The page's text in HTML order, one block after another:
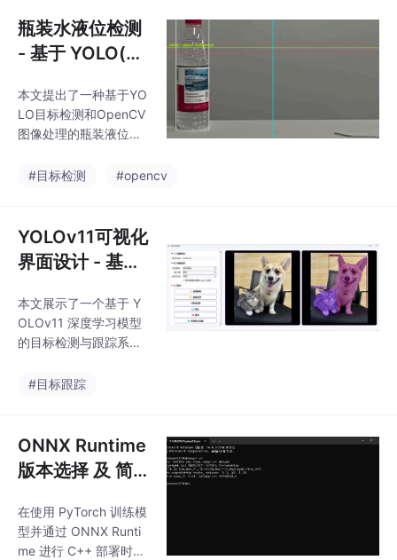
瓶装水液位检测
- 基于 YOLO(ult
nCV图像处理
本文提出了一种基于YO
LO目标检测和OpenCV
图像处理的瓶装液位检
段检测流程：首先通过
vel.pt模型在瓶体区域
内定位液位区域。核心
算法通过分析图像灰度
面处亮度变化剧烈的特
性确定液位线位置。系
统支持实时可视化显示
框、液位线、目标液位
能。
#目标检测 #opencv
YOLOv11可视化
界面设计 - 基于
测 + 目标跟踪
本文展示了一个基于 Y
OLOv11 深度学习模型
的目标检测与跟踪系
了直观易用的可视化界
控、图像处理、结果可
视化、UI交互 等功能，
既可以进行单张图片的
进行实时监控和目标跟
踪。
#目标跟踪
ONNX Runtime
版本选择 及 简
在使用 PyTorch 训练模
型并通过 ONNX Runti
me 进行 C++ 部署时，